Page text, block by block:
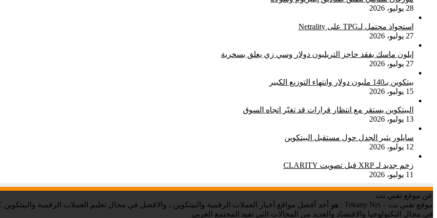
28 يوليو، 2026
استحواذ محتمل لـTPG على Netrality
27 يوليو، 2026
إيلون ماسك يفقد حاجز التريليون دولار وسي زي يعلق بسخرية
27 يوليو، 2026
بيتكوين بـ140 مليون دولار وانتهاء التوزيع الكبير
15 يوليو، 2026
البيتكوين يستقر مع انتظار قرارات قد تغيّر اتجاه السوق
13 يوليو، 2026
سايلور يثير الجدل حول مستقبل البيتكوين
12 يوليو، 2026
زخم جديد لـ XRP قبل تصويت CLARITY
11 يوليو، 2026
عن موقع تقني نت
في مجال التكنولوجيا والاقتصاد والعديد من المجالات التي تفيد المجتمع العربي.